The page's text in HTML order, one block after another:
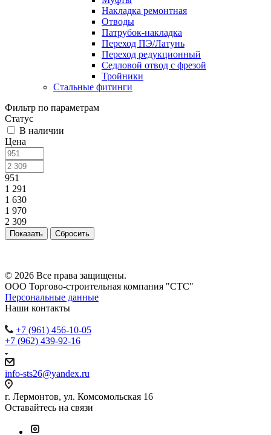
Накладка ремонтная
Отводы
Патрубок-накладка
Переход ПЭ/Латунь
Переход редукционный
Седловой отвод с фрезой
Тройники
Стальные фитинги
Фильтр по параметрам
Статус
В наличии
Цена
951
1 291
1 630
1 970
2 309
Сбросить
© 2026 Все права защищены.
ООО Торгово-строительная компания "СТС"
Персональные данные
Наши контакты
+7 (961) 456-10-05
+7 (962) 439-92-16
info-sts26@yandex.ru
г. Лермонтов, ул. Комсомольская 16
Оставайтесь на связи